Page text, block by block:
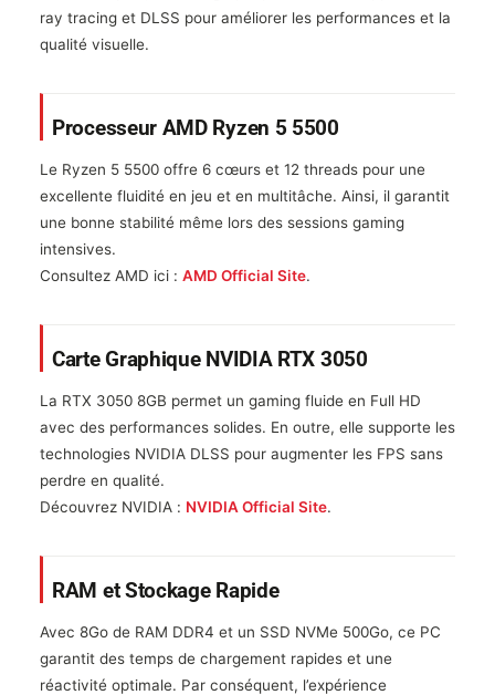
ray tracing et DLSS pour améliorer les performances et la
qualité visuelle.
Processeur AMD Ryzen 5 5500
Le Ryzen 5 5500 offre 6 cœurs et 12 threads pour une
excellente fluidité en jeu et en multitâche. Ainsi, il garantit
une bonne stabilité même lors des sessions gaming
intensives.
Consultez AMD ici : AMD Official Site.
Carte Graphique NVIDIA RTX 3050
La RTX 3050 8GB permet un gaming fluide en Full HD
avec des performances solides. En outre, elle supporte les
technologies NVIDIA DLSS pour augmenter les FPS sans
perdre en qualité.
Découvrez NVIDIA : NVIDIA Official Site.
RAM et Stockage Rapide
Avec 8Go de RAM DDR4 et un SSD NVMe 500Go, ce PC
garantit des temps de chargement rapides et une
réactivité optimale. Par conséquent, l’expérience